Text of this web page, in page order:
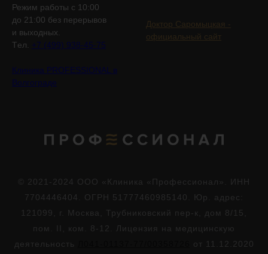
Режим работы с 10:00
до 21:00 без перерывов
и выходных.
Tел. +7 (499) 938-45-75
Клиника PROFESSIONAL в
Волгограде
Доктор Саромыцкая -
официальный сайт
© 2021-2024 ООО «Клиника «Профессионал». ИНН
7704446404. ОГРН 51777460985140. Юр. адрес:
121099, г. Москва, Трубниковский пер-к, дом 8/15,
пом. II, ком. 8-12. Лицензия на медицинскую
деятельность
от 11.12.2020